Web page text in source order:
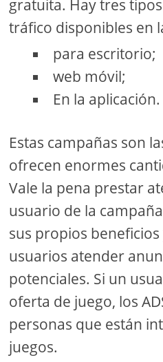
gratuita. Hay tres
tráfico disponibles en
para escritorio;
web móvil;
En la aplicación.
Estas campañas son
ofrecen enormes
Vale la pena prestar
usuario de la
sus propios
usuarios atender
potenciales. Si un
oferta de juego, los
personas que están
juegos.